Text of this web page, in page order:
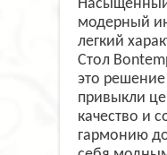
модерный
легкий
Стол
это
привыкли
качество и
гармонию